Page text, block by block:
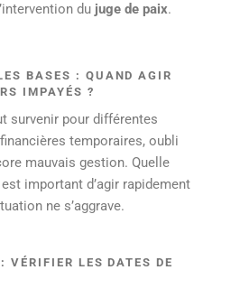
du juge de paix.
BASES : QUAND AGIR
IMPAYÉS ?
survenir pour différentes
temporaires, oubli
mauvais gestion. Quelle
important d’agir rapidement
ne s’aggrave.
VÉRIFIER LES DATES DE